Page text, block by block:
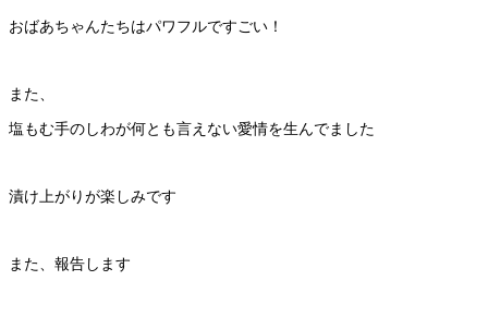
おばあちゃんたちはパワフルですごい！
また、
塩もむ手のしわが何とも言えない愛情を生んでました
漬け上がりが楽しみです
また、報告します